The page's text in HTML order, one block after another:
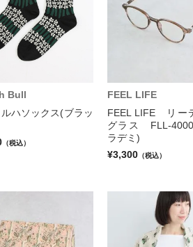
Bull
ハソックス(ブラッ
（税込）
FEEL LIFE
FEEL LIFE リー
グラス FLL-
ラデミ)
¥3,300 （税込）